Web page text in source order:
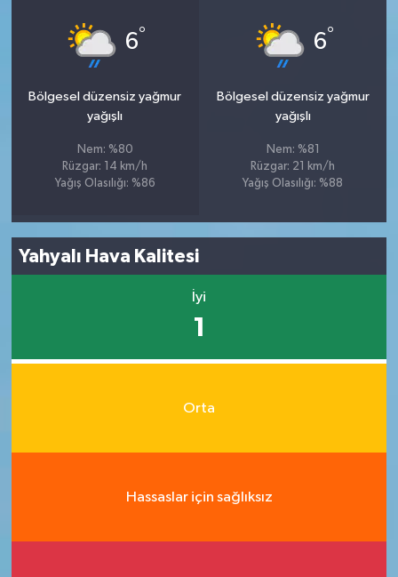
6°
Bölgesel düzensiz yağmur
yağışlı
Nem: %80
Rüzgar: 14 km/h
Yağış Olasılığı: %86
6°
Bölgesel düzensiz yağmur
yağışlı
Nem: %81
Rüzgar: 21 km/h
Yağış Olasılığı: %88
Yahyalı Hava Kalitesi
İyi
1
Orta
Hassaslar için sağlıksız